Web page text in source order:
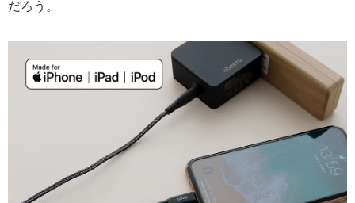
だろう。